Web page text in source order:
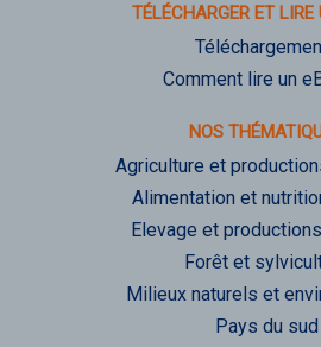
TÉLÉCHARGER ET LIRE
Comment lire un
NOS
Agriculture et
Alimentation et
Elevage et
Forêt et
Milieux naturels et
Pays du sud